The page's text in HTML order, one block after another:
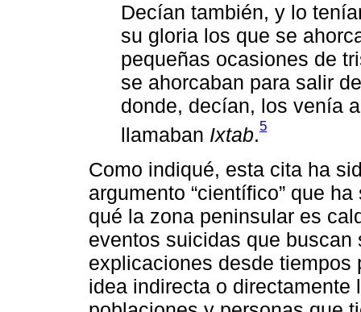
Decían también, y lo
su gloria los que se
pequeñas ocasiones de
se ahorcaban para salir
donde, decían, los venía
llamaban Ixtab.5
Como indiqué, esta cita ha
argumento “científico” que
qué la zona peninsular es
eventos suicidas que buscan
explicaciones desde tiempos
idea indirecta o